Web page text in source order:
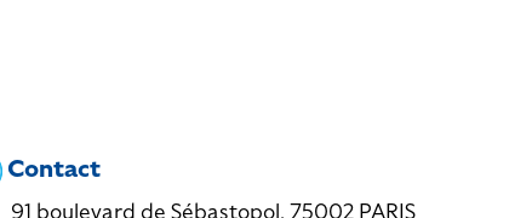
Contact
91 boulevard de Sébastopol, 75002 PARIS